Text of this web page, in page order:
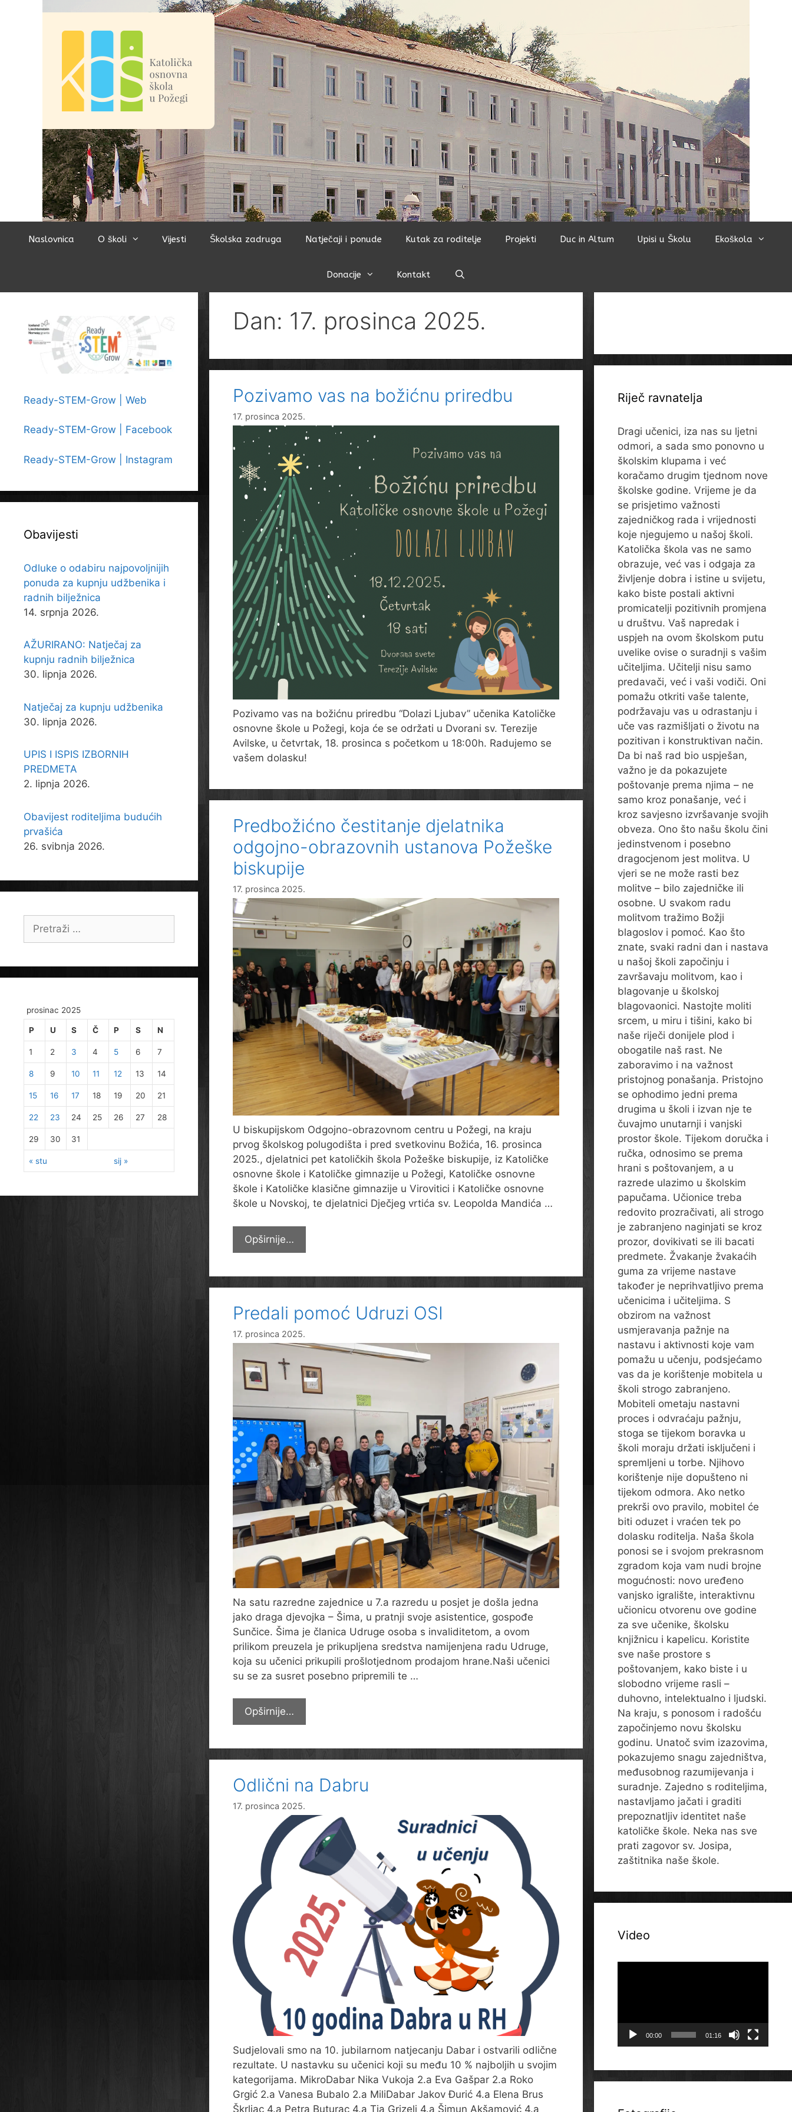
Naslovnica O školi Vijesti Školska zadruga Natječaji i ponude Kutak za roditelje Projekti Duc in Altum Upisi u Školu Ekoškola
Donacije Kontakt
Dan: 17. prosinca 2025.
Pozivamo vas na božićnu priredbu
17. prosinca 2025.
Pozivamo vas na božićnu priredbu “Dolazi Ljubav” učenika Katoličke
osnovne škole u Požegi, koja će se održati u Dvorani sv. Terezije
Avilske, u četvrtak, 18. prosinca s početkom u 18:00h. Radujemo se
vašem dolasku!
Predbožićno čestitanje djelatnika
odgojno-obrazovnih ustanova Požeške
biskupije
17. prosinca 2025.
U biskupijskom Odgojno-obrazovnom centru u Požegi, na kraju
prvog školskog polugodišta i pred svetkovinu Božića, 16. prosinca
2025., djelatnici pet katoličkih škola Požeške biskupije, iz Katoličke
osnovne škole i Katoličke gimnazije u Požegi, Katoličke osnovne
škole i Katoličke klasične gimnazije u Virovitici i Katoličke osnovne
škole u Novskoj, te djelatnici Dječjeg vrtića sv. Leopolda Mandića …
Opširnije…
čestitanje
ustanova
Požeške
biskupije
Predali pomoć Udruzi OSI
17. prosinca 2025.
Na satu razredne zajednice u 7.a razredu u posjet je došla jedna
jako draga djevojka – Šima, u pratnji svoje asistentice, gospođe
Sunčice. Šima je članica Udruge osoba s invaliditetom, a ovom
prilikom preuzela je prikupljena sredstva namijenjena radu Udruge,
koja su učenici prikupili prošlotjednom prodajom hrane.Naši učenici
su se za susret posebno pripremili te …
Opširnije…
pomoć
Odlični na Dabru
17. prosinca 2025.
Sudjelovali smo na 10. jubilarnom natjecanju Dabar i ostvarili odlične
rezultate. U nastavku su učenici koji su među 10 % najboljih u svojim
kategorijama. MikroDabar Nika Vukoja 2.a Eva Gašpar 2.a Roko
Grgić 2.a Vanesa Bubalo 2.a MiliDabar Jakov Đurić 4.a Elena Brus
Škrljac 4.a Petra Buturac 4.a Tia Grizelj 4.a Šimun Akšamović 4.a
Ready-STEM-Grow | Web
Ready-STEM-Grow | Facebook
Ready-STEM-Grow | Instagram
Obavijesti
Odluke o odabiru najpovoljnijih
ponuda za kupnju udžbenika i
radnih bilježnica
14. srpnja 2026.
AŽURIRANO: Natječaj za
kupnju radnih bilježnica
30. lipnja 2026.
Natječaj za kupnju udžbenika
30. lipnja 2026.
UPIS I ISPIS IZBORNIH
PREDMETA
2. lipnja 2026.
Obavijest roditeljima budućih
prvašića
26. svibnja 2026.
prosinac 2025
P U S Č P S N
« stu sij »
1 2 3 4 5 6 7
8 9 10 11 12 13 14
15 16 17 18 19 20 21
22 23 24 25 26 27 28
29 30 31
Riječ ravnatelja
Dragi učenici, iza nas su ljetni
odmori, a sada smo ponovno u
školskim klupama i već
koračamo drugim tjednom nove
školske godine. Vrijeme je da
se prisjetimo važnosti
zajedničkog rada i vrijednosti
koje njegujemo u našoj školi.
Katolička škola vas ne samo
obrazuje, već vas i odgaja za
življenje dobra i istine u svijetu,
kako biste postali aktivni
promicatelji pozitivnih promjena
u društvu. Vaš napredak i
uspjeh na ovom školskom putu
uvelike ovise o suradnji s vašim
učiteljima. Učitelji nisu samo
predavači, već i vaši vodiči. Oni
pomažu otkriti vaše talente,
podržavaju vas u odrastanju i
uče vas razmišljati o životu na
pozitivan i konstruktivan način.
Da bi naš rad bio uspješan,
važno je da pokazujete
poštovanje prema njima – ne
samo kroz ponašanje, već i
kroz savjesno izvršavanje svojih
obveza. Ono što našu školu čini
jedinstvenom i posebno
dragocjenom jest molitva. U
vjeri se ne može rasti bez
molitve – bilo zajedničke ili
osobne. U svakom radu
molitvom tražimo Božji
blagoslov i pomoć. Kao što
znate, svaki radni dan i nastava
u našoj školi započinju i
završavaju molitvom, kao i
blagovanje u školskoj
blagovaonici. Nastojte moliti
srcem, u miru i tišini, kako bi
naše riječi donijele plod i
obogatile naš rast. Ne
zaboravimo i na važnost
pristojnog ponašanja. Pristojno
se ophodimo jedni prema
drugima u školi i izvan nje te
čuvajmo unutarnji i vanjski
prostor škole. Tijekom doručka i
ručka, odnosimo se prema
hrani s poštovanjem, a u
razrede ulazimo u školskim
papučama. Učionice treba
redovito prozračivati, ali strogo
je zabranjeno naginjati se kroz
prozor, dovikivati se ili bacati
predmete. Žvakanje žvakaćih
guma za vrijeme nastave
također je neprihvatljivo prema
učenicima i učiteljima. S
obzirom na važnost
usmjeravanja pažnje na
nastavu i aktivnosti koje vam
pomažu u učenju, podsjećamo
vas da je korištenje mobitela u
školi strogo zabranjeno.
Mobiteli ometaju nastavni
proces i odvraćaju pažnju,
stoga se tijekom boravka u
školi moraju držati isključeni i
spremljeni u torbe. Njihovo
korištenje nije dopušteno ni
tijekom odmora. Ako netko
prekrši ovo pravilo, mobitel će
biti oduzet i vraćen tek po
dolasku roditelja. Naša škola
ponosi se i svojom prekrasnom
zgradom koja vam nudi brojne
mogućnosti: novo uređeno
vanjsko igralište, interaktivnu
učionicu otvorenu ove godine
za sve učenike, školsku
knjižnicu i kapelicu. Koristite
sve naše prostore s
poštovanjem, kako biste i u
slobodno vrijeme rasli –
duhovno, intelektualno i ljudski.
Na kraju, s ponosom i radošću
započinjemo novu školsku
godinu. Unatoč svim izazovima,
pokazujemo snagu zajedništva,
međusobnog razumijevanja i
suradnje. Zajedno s roditeljima,
nastavljamo jačati i graditi
prepoznatljiv identitet naše
katoličke škole. Neka nas sve
prati zagovor sv. Josipa,
zaštitnika naše škole.
Video
00:00 01:16